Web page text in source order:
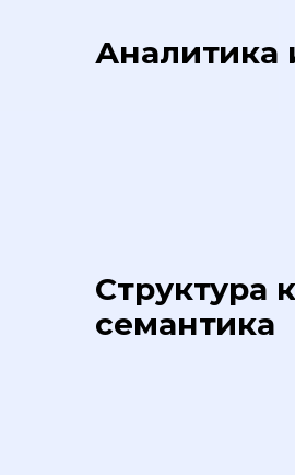
Аналитика
Структура
семантика